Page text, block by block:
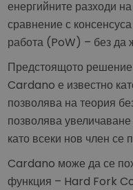
енергийните разходи
сравнение с
работа (PoW) – без да
Предстоящото решение
Cardano е известно
позволява на теория
позволява
като всеки нов член
Cardano може да се
функция – Hard Fork